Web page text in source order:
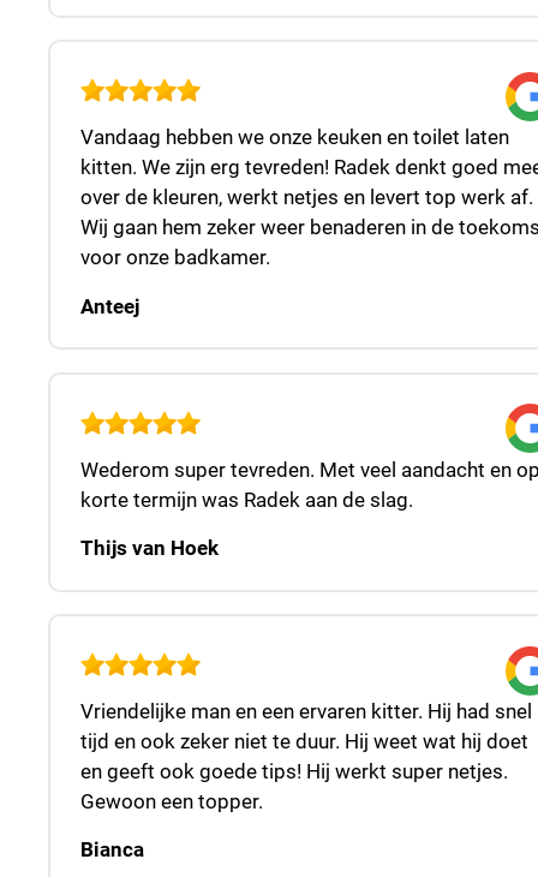
Vandaag hebben we onze keuken en toilet laten
kitten. We zijn erg tevreden! Radek denkt goed
over de kleuren, werkt netjes en levert top werk af.
Wij gaan hem zeker weer benaderen in de
voor onze badkamer.
Anteej
Wederom super tevreden. Met veel aandacht en
korte termijn was Radek aan de slag.
Thijs van Hoek
Vriendelijke man en een ervaren kitter. Hij had snel
tijd en ook zeker niet te duur. Hij weet wat hij doet
en geeft ook goede tips! Hij werkt super netjes.
Gewoon een topper.
Bianca